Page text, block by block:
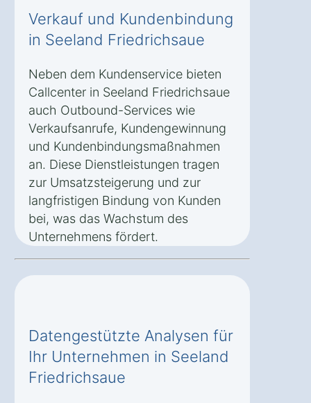
Verkauf und Kundenbindung
in Seeland Friedrichsaue
Neben dem Kundenservice bieten
Callcenter in Seeland Friedrichsaue
auch Outbound-Services wie
Verkaufsanrufe, Kundengewinnung
und Kundenbindungsmaßnahmen
an. Diese Dienstleistungen tragen
zur Umsatzsteigerung und zur
langfristigen Bindung von Kunden
bei, was das Wachstum des
Unternehmens fördert.
Datengestützte Analysen für
Ihr Unternehmen in Seeland
Friedrichsaue